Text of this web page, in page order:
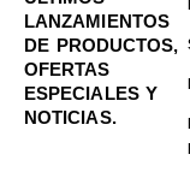
LANZAMIENTOS
DE PRODUCTOS,
OFERTAS
ESPECIALES Y
NOTICIAS.